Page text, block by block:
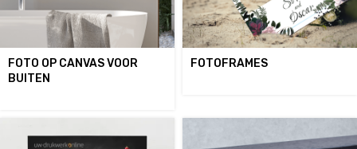
FOTO OP CANVAS VOOR
BUITEN
FOTOFRAMES